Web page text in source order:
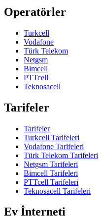
Operatörler
Turkcell
Vodafone
Türk Telekom
Netgsm
Bimcell
PTTcell
Teknosacell
Tarifeler
Tarifeler
Turkcell Tarifeleri
Vodafone Tarifeleri
Türk Telekom Tarifeleri
Netgsm Tarifeleri
Bimcell Tarifeleri
PTTcell Tarifeleri
Teknosacell Tarifeleri
Ev İnterneti